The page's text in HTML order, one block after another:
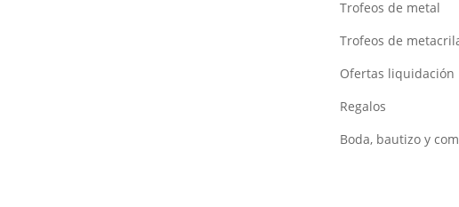
Trofeos de metal
Trofeos de
Ofertas liquidación
Regalos
Boda, bautizo y